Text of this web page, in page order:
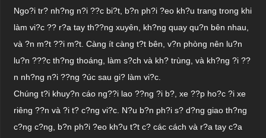
Ngo?i tr? nh?ng n?i ??c bi?t, b?n ph?i ?eo kh?u trang trong khi
làm vi?c ?? r?a tay th??ng xuyên, kh?ng quay qu?n bên nhau,
và ?n m?t ??i m?t. Càng ít càng t?t bên, v?n phòng nên lu?n
lu?n ???c th?ng thoáng, làm s?ch và kh? trùng, và kh?ng ?i ??
n nh?ng n?i ??ng ?úc sau gi? làm vi?c.
Chúng t?i khuy?n cáo ng??i lao ??ng ?i b?, xe ??p ho?c ?i xe
riêng ??n và ?i t? c?ng vi?c. N?u b?n ph?i s? d?ng giao th?ng
c?ng c?ng, b?n ph?i ?eo kh?u t?t c? các cách và r?a tay c?a